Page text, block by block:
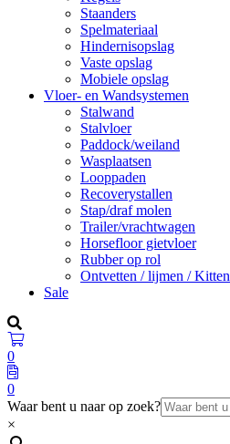
Staanders
Spelmateriaal
Hindernisopslag
Vaste opslag
Mobiele opslag
Vloer- en Wandsystemen
Stalwand
Stalvloer
Paddock/weiland
Wasplaatsen
Looppaden
Recoverystallen
Stap/draf molen
Trailer/vrachtwagen
Horsefloor gietvloer
Rubber op rol
Ontvetten / lijmen / Kitten
Sale
0
0
Waar bent u naar op zoek?
×